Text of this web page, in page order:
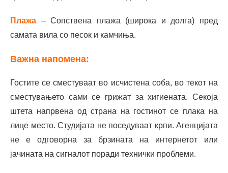
Плажа – Сопствена плажа (широка и долга) пред
самата вила со песок и камчиња.
Важна напомена:
Гостите се сместуваат во исчистена соба, во текот на
сместувањето сами се грижат за хигиената. Секоја
штета напрвена од страна на гостинот се плака на
лице место. Студијата не поседуваат крпи. Агенцијата
не е одговорна за брзината на интернетот или
јачината на сигналот поради технички проблеми.